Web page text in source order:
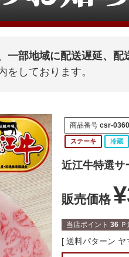
部地域に配送遅延、配
をしております。
商品番号 csr-
ステーキ 冷蔵
近江牛特選
販売価格¥
当店ポイント 36
送料パターン ヤ